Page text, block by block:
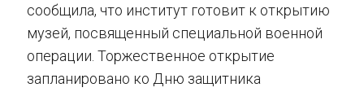
сообщила, что институт готовит к открытию
музей, посвященный специальной военной
операции. Торжественное открытие
запланировано ко Дню защитника